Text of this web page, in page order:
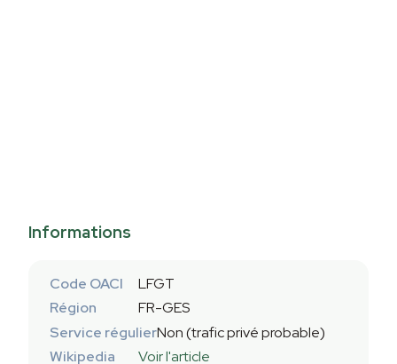
Informations
Code OACI
LFGT
Région
FR-GES
Service régulierNon (trafic privé probable)
Wikipedia
Voir l'article